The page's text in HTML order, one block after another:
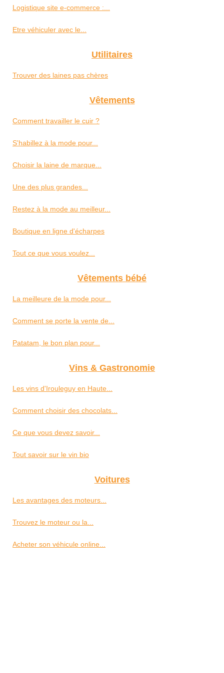
Logistique site e-commerce :...
Etre véhiculer avec le...
Utilitaires
Trouver des laines pas chères
Vêtements
Comment travailler le cuir ?
S'habillez à la mode pour...
Choisir la laine de marque...
Une des plus grandes...
Restez à la mode au meilleur...
Boutique en ligne d'écharpes
Tout ce que vous voulez...
Vêtements bébé
La meilleure de la mode pour...
Comment se porte la vente de...
Patatam, le bon plan pour...
Vins & Gastronomie
Les vins d'Irouleguy en Haute...
Comment choisir des chocolats...
Ce que vous devez savoir...
Tout savoir sur le vin bio
Voitures
Les avantages des moteurs...
Trouvez le moteur ou la...
Acheter son véhicule online...